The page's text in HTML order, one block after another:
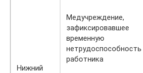
Медучреждение,
зафиксировавшее
временную
нетрудоспособность
работника
Нижний